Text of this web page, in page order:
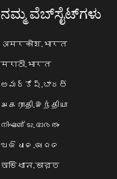
ನಮ್ಮ ವೆಬ್‌ಸೈಟ್‌ಗಳು
अमरकोश.भारत
मराठी.भारत
అమర్కోష్.భారత్
அகராதி.இந்தியா
നിഘണ്ടു.ഭാരതം
ଅଭିଧାନ.ଭାରତ
অভিধান.ভারত